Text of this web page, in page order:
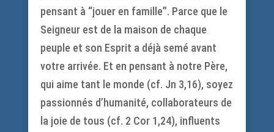
pensant à “jouer en famille”. Parce que le
Seigneur est de la maison de chaque
peuple et son Esprit a déjà semé avant
votre arrivée. Et en pensant à notre Père,
qui aime tant le monde (cf. Jn 3,16), soyez
passionnés d’humanité, collaborateurs de
la joie de tous (cf. 2 Cor 1,24), influents